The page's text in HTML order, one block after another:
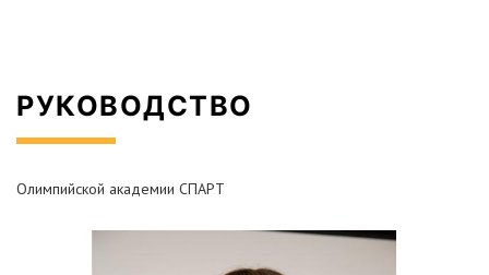
РУКОВОДСТВО
Олимпийской академии СПАРТ